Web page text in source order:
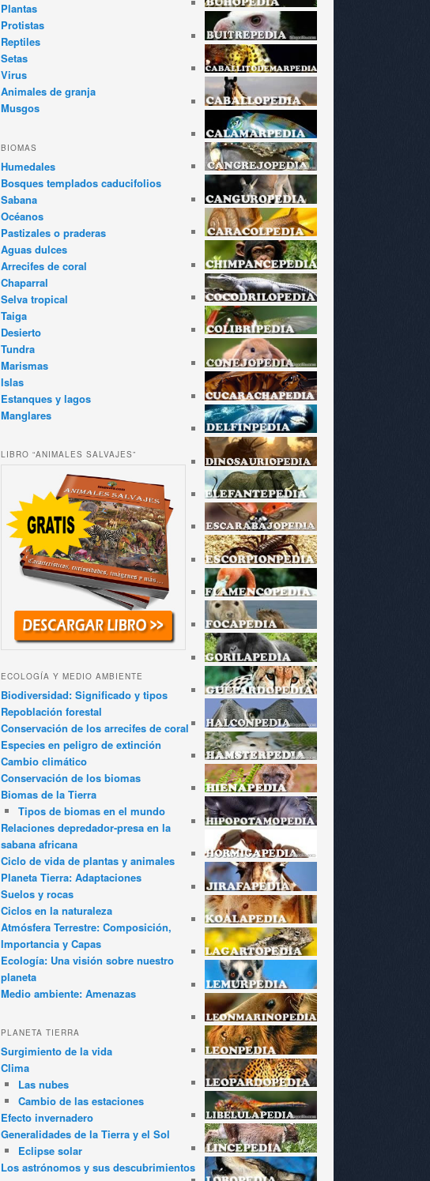
Plantas
Protistas
Reptiles
Setas
Virus
Animales de granja
Musgos
BIOMAS
Humedales
Bosques templados caducifolios
Sabana
Océanos
Pastizales o praderas
Aguas dulces
Arrecifes de coral
Chaparral
Selva tropical
Taiga
Desierto
Tundra
Marismas
Islas
Estanques y lagos
Manglares
LIBRO “ANIMALES SALVAJES”
ECOLOGÍA Y MEDIO AMBIENTE
Biodiversidad: Significado y tipos
Repoblación forestal
Conservación de los arrecifes de coral
Especies en peligro de extinción
Cambio climático
Conservación de los biomas
Biomas de la Tierra
Tipos de biomas en el mundo
Relaciones depredador-presa en la
sabana africana
Ciclo de vida de plantas y animales
Planeta Tierra: Adaptaciones
Suelos y rocas
Ciclos en la naturaleza
Atmósfera Terrestre: Composición,
Importancia y Capas
Ecología: Una visión sobre nuestro
planeta
Medio ambiente: Amenazas
PLANETA TIERRA
Surgimiento de la vida
Clima
Las nubes
Cambio de las estaciones
Efecto invernadero
Generalidades de la Tierra y el Sol
Eclipse solar
Los astrónomos y sus descubrimientos